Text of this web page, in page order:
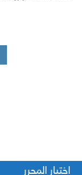
اختيار المحرر